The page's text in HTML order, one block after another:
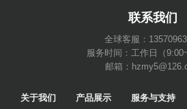
联系我们
全球客服：
服务时间：工作日（
邮箱：
关于我们 产品展示 服务与支持